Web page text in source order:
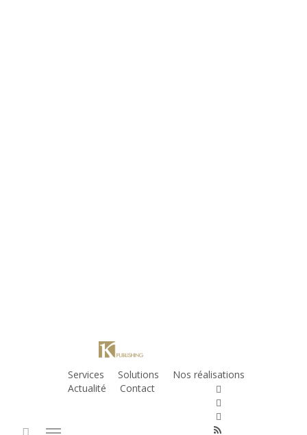
Menu
Services Solutions
Nos réalisations
Actualité
Contact